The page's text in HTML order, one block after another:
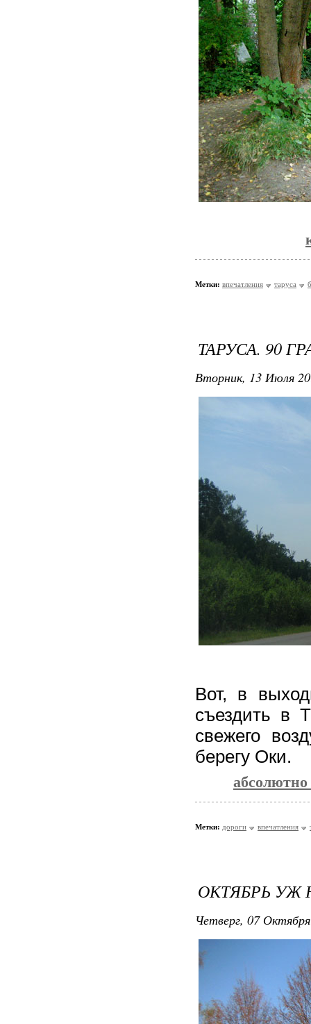
Метки: впечатления таруса
ТАРУСА. 90
Вторник, 13 Июля
Вот, в
съездить в
свежего
берегу Оки.
Метки: дороги впечатления
ОКТЯБРЬ УЖ
Четверг, 07